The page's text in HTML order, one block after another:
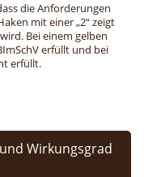
die Anforderungen
mit einer „2“ zeigt
Bei einem gelben
erfüllt und bei
erfüllt.
Wirkungsgrad